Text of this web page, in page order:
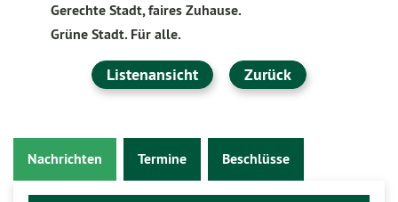
Gerechte Stadt, faires Zuhause.
Grüne Stadt. Für alle.
Listenansicht Zurück
Nachrichten Termine Beschlüsse